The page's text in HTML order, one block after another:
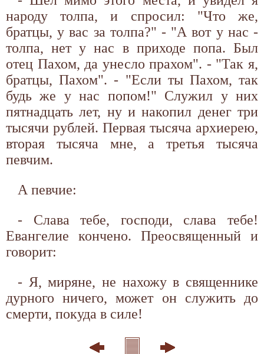
народу толпа, и спросил: "Что же,
братцы, у вас за толпа?" - "А вот у нас -
толпа, нет у нас в приходе попа. Был
отец Пахом, да унесло прахом". - "Так я,
братцы, Пахом". - "Если ты Пахом, так
будь же у нас попом!" Служил у них
пятнадцать лет, ну и накопил денег три
тысячи рублей. Первая тысяча архиерею,
вторая тысяча мне, а третья тысяча
певчим.
А певчие:
- Слава тебе, господи, слава тебе!
Евангелие кончено. Преосвященный и
говорит:
- Я, миряне, не нахожу в священнике
дурного ничего, может он служить до
смерти, покуда в силе!